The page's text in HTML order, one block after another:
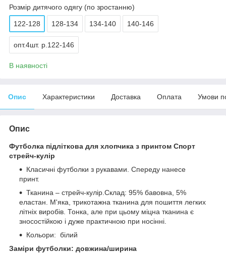
Розмір дитячого одягу (по зростанню)
122-128 128-134 134-140 140-146
опт.4шт. р.122-146
В наявності
Опис Характеристики Доставка Оплата Умови
Опис
Футболка підліткова для хлопчика з принтом Спорт
стрейч-кулір
Класичні футболки з рукавами. Спереду нанесе
принт.
Тканина – стрейч-кулір.Склад: 95% бавовна, 5%
еластан. М'яка, трикотажна тканина для пошиття легких
літніх виробів. Тонка, але при цьому міцна тканина є
зносостійкою і дуже практичною при носінні.
Кольори: білий
Заміри футболки: довжина/ширина